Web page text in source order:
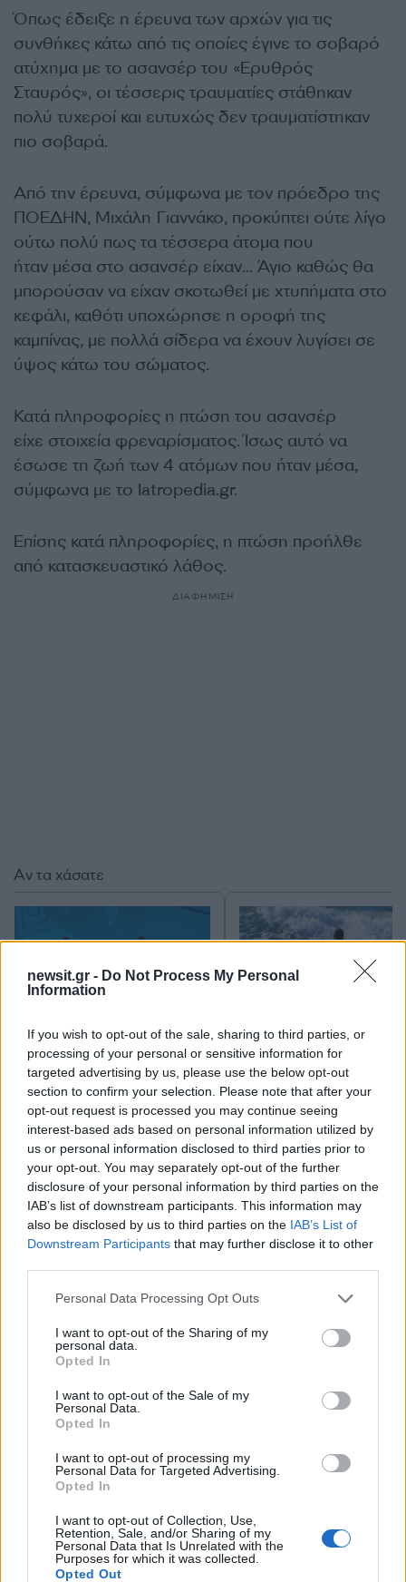
newsit.gr - Do Not Process My Personal
Information
If you wish to opt-out of the sale, sharing to third parties, or
processing of your personal or sensitive information for
targeted advertising by us, please use the below opt-out
section to confirm your selection. Please note that after your
opt-out request is processed you may continue seeing
interest-based ads based on personal information utilized by
us or personal information disclosed to third parties prior to
your opt-out. You may separately opt-out of the further
disclosure of your personal information by third parties on the
IAB’s list of downstream participants. This information may
also be disclosed by us to third parties on the IAB’s List of
Downstream Participants that may further disclose it to other
Please note that this website/app uses one or more Google
not limited to your visit or usage behaviour. You may click to
grant or deny consent to Google and its third-party tags to
use your data for below specified purposes in below Google
consent section.
Personal Data Processing Opt Outs
I want to opt-out of the Sharing of my
personal data.
Opted In
I want to opt-out of the Sale of my
Personal Data.
Opted In
I want to opt-out of processing my
Personal Data for Targeted Advertising.
Opted In
I want to opt-out of Collection, Use,
Retention, Sale, and/or Sharing of my
Personal Data that Is Unrelated with the
Purposes for which it was collected.
Opted Out
Όπως έδειξε η έρευνα των αρχών για τις
συνθήκες κάτω από τις οποίες έγινε το σοβαρό
ατύχημα με το ασανσέρ του «Ερυθρός
Σταυρός», οι τέσσερις τραυματίες στάθηκαν
πολύ τυχεροί και ευτυχώς δεν τραυματίστηκαν
πιο σοβαρά.
Από την έρευνα, σύμφωνα με τον πρόεδρο της
ΠΟΕΔΗΝ, Μιχάλη Γιαννάκο, προκύπτει ούτε λίγο
ούτω πολύ πως τα τέσσερα άτομα που
ήταν μέσα στο ασανσέρ είχαν… Άγιο καθώς θα
μπορούσαν να είχαν σκοτωθεί με χτυπήματα στο
κεφάλι, καθότι υποχώρησε η οροφή της
καμπίνας, με πολλά σίδερα να έχουν λυγίσει σε
ύψος κάτω του σώματος.
Κατά πληροφορίες η πτώση του ασανσέρ
είχε στοιχεία φρεναρίσματος. Ίσως αυτό να
έσωσε τη ζωή των 4 ατόμων που ήταν μέσα,
σύμφωνα με το Iatropedia.gr.
Επίσης κατά πληροφορίες, η πτώση προήλθε
από κατασκευαστικό λάθος.
ΔΙΑΦΗΜΙΣΗ
Σχόλια
Υποβολή σχολίου
Όροι Χρήσης. Το site προστατεύεται από reCAPTCHA, ισχύουν
Πολιτική Απορρήτου
Αν τα χάσατε
Κλειστό μέχρι νεοτέρας το
beach bar στην Πάρο όπου
πνίγηκε ο 4χρονος –
Απολογείται ο ιδιοκτήτης
που είχε δηλωθεί ως
ναυαγοσώστης
Εκρηκτικό κοκτέιλ
40άρια και 8 μποφόρ
συναγερμό η χώρα
φωτιές, ενισχύονται
άνεμοι τις επόμενες